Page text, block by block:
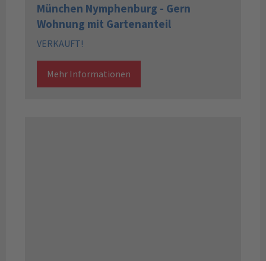
München Nymphenburg - Gern
Wohnung mit Gartenanteil
VERKAUFT!
Mehr Informationen